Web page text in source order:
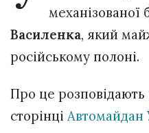
механізованої
Василенка, який
російському полоні.
Про це
сторінці Автомайдан